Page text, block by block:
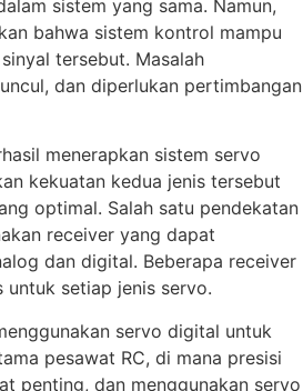
sistem yang sama. Namun,
bahwa sistem kontrol mampu
tersebut. Masalah
dan diperlukan pertimbangan
menerapkan sistem servo
kekuatan kedua jenis tersebut
optimal. Salah satu pendekatan
receiver yang dapat
dan digital. Beberapa receiver
untuk setiap jenis servo.
servo digital untuk
pesawat RC, di mana presisi
penting, dan menggunakan servo